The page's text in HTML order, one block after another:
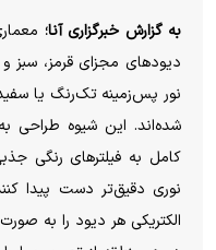
به گزارش خبرگزاری آنا؛
دیود‌های مجزای قرمز،
نور پس‌زمینه تک‌رنگ یا
شده‌اند. این شیوه طراحی
کامل به فیلتر‌های رنگی
نوری دقیق‌تر دست پیدا
الکتریکی هر دیود را به